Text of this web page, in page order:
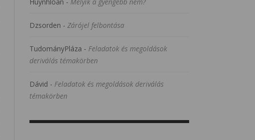
Huynhloan - Melyik a gyengébb nem?
Dzsorden - Zárójel felbontása
TudományPláza - Feladatok és megoldások
deriválás témakörben
Dávid - Feladatok és megoldások deriválás
témakörben